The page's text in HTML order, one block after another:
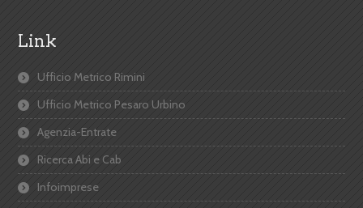
Link
Ufficio Metrico Rimini
Ufficio Metrico Pesaro Urbino
Agenzia-Entrate
Ricerca Abi e Cab
Infoimprese